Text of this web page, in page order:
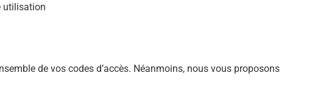
utilisation
de vos codes d’accès. Néanmoins, nous vous proposons